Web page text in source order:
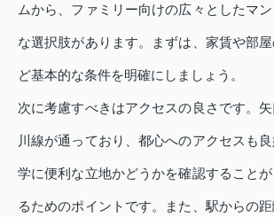
ムから、ファミリー向けの広々としたマ
な選択肢があります。まずは、家賃や部
ど基本的な条件を明確にしましょう。
次に考慮すべきはアクセスの良さです。
川線が通っており、都心へのアクセスも
学に便利な立地かどうかを確認すること
るためのポイントです。また、駅からの